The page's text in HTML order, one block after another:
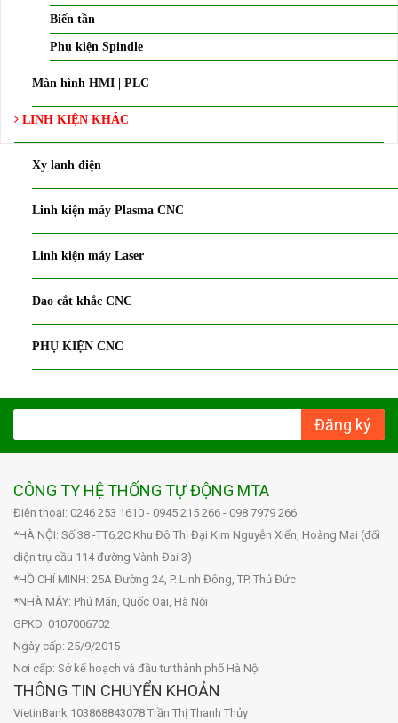
Biến tần
Phụ kiện Spindle
Màn hình HMI | PLC
LINH KIỆN KHÁC
Xy lanh điện
Linh kiện máy Plasma CNC
Linh kiện máy Laser
Dao cắt khắc CNC
PHỤ KIỆN CNC
Đăng ký
CÔNG TY HỆ THỐNG TỰ ĐỘNG MTA
Điện thoại: 0246 253 1610 - 0945 215 266 - 098 7979 266
*HÀ NỘI: Số 38 -TT6.2C Khu Đô Thị Đại Kim Nguyễn Xiển, Hoàng Mai (đối
diện trụ cầu 114 đường Vành Đai 3)
*HỒ CHÍ MINH: 25A Đường 24, P. Linh Đông, TP. Thủ Đức
*NHÀ MÁY: Phú Mãn, Quốc Oai, Hà Nội
GPKD: 0107006702
Ngày cấp: 25/9/2015
Nơi cấp: Sở kế hoạch và đầu tư thành phố Hà Nội
THÔNG TIN CHUYỂN KHOẢN
VietinBank 103868843078 Trần Thị Thanh Thủy